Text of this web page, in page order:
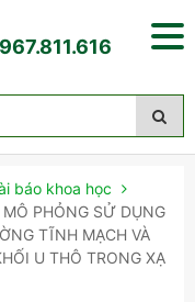
báo khoa học
PHỎNG SỬ DỤNG
TĨNH MẠCH VÀ
U THÔ TRONG XẠ